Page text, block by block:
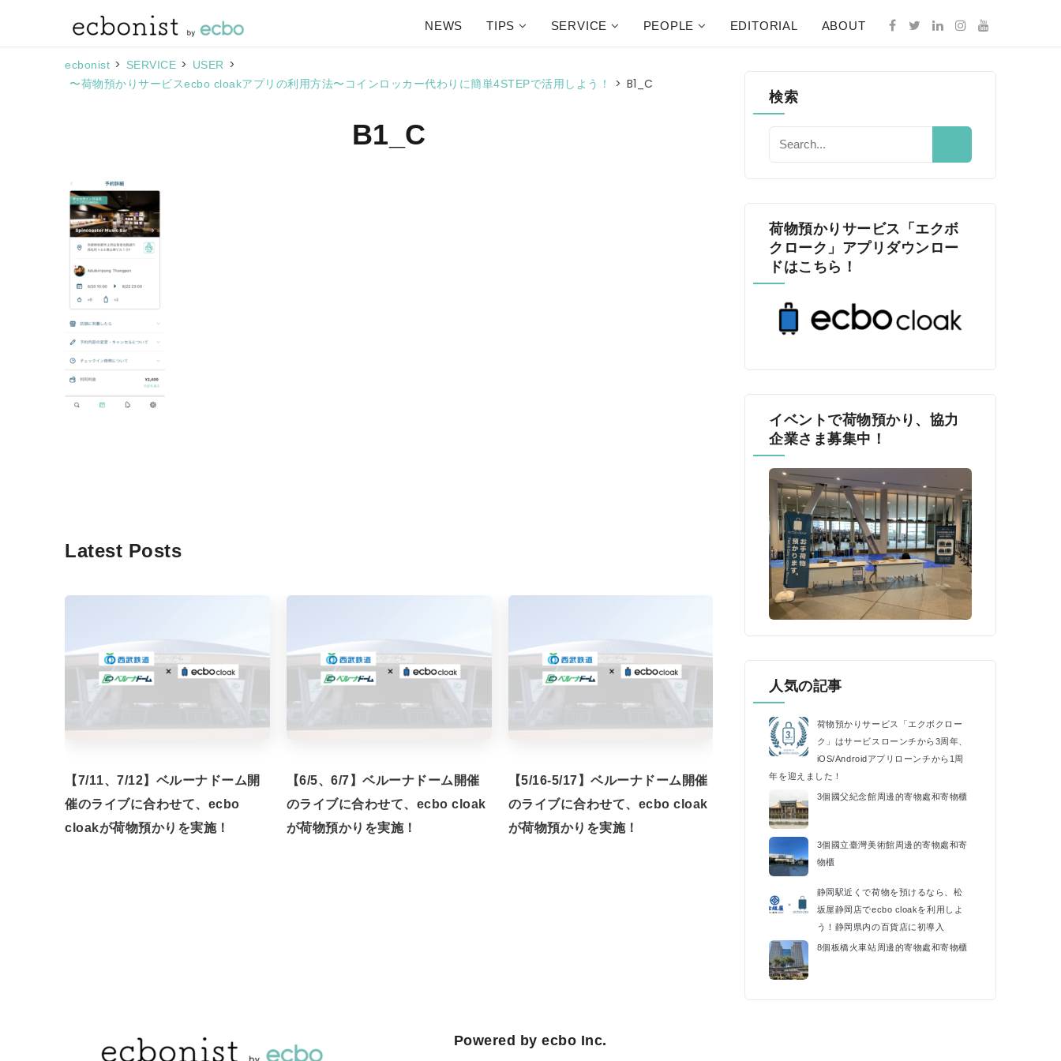
NEWS TIPS SERVICE PEOPLE EDITORIAL ABOUT
ecbonist > SERVICE > USER >
〜荷物預かりサービスecbo cloakアプリの利用方法〜コインロッカー代わりに簡単4STEPで活用しよう！ > B1_C
B1_C
Latest Posts
【7/11、7/12】ベルーナドーム開
催のライブに合わせて、ecbo
cloakが荷物預かりを実施！
【6/5、6/7】ベルーナドーム開催
のライブに合わせて、ecbo cloak
が荷物預かりを実施！
【5/16-5/17】ベルーナドーム開催
のライブに合わせて、ecbo cloak
が荷物預かりを実施！
検索
荷物預かりサービス「エクボ
クローク」アプリダウンロー
ドはこちら！
イベントで荷物預かり、協力
企業さま募集中！
人気の記事
荷物預かりサービス「エクボクロー
ク」はサービスローンチから3周年、
iOS/Androidアプリローンチから1周
年を迎えました！
3個國父紀念館周邊的寄物處和寄物櫃
3個國立臺灣美術館周邊的寄物處和寄
物櫃
静岡駅近くで荷物を預けるなら、松
坂屋静岡店でecbo cloakを利用しよ
う！静岡県内の百貨店に初導入
8個板橋火車站周邊的寄物處和寄物櫃
Powered by ecbo Inc.